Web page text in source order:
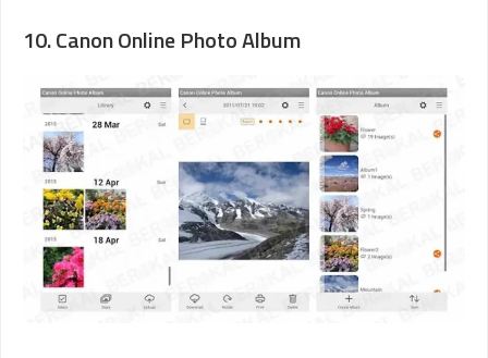
10. Canon Online Photo Album